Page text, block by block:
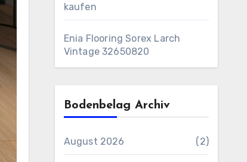
kaufen
Enia Flooring Sorex ​Larch
Vintage 32650820
Bodenbelag Archiv
August 2026 (2)